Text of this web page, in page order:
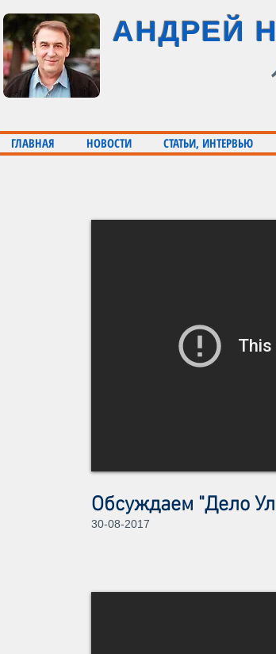
АНДРЕЙ
ГЛАВНАЯ НОВОСТИ СТАТЬИ, ИНТЕРВЬЮ
Обсуждаем "Дело
30-08-2017